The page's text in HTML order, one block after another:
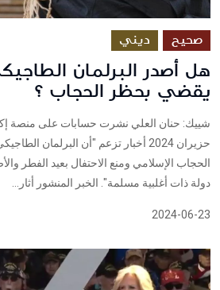
صحيح ديني
هل أصدر البرلمان
يقضي بحظر الحجاب ؟
حزيران 2024 أخبار تزعم "أن البرلمان
الحجاب الإسلامي ومنع الاحتفال بعيد الفطر
دولة ذات أغلبية مسلمة". الخبر المنشور أثار...
2024-06-23